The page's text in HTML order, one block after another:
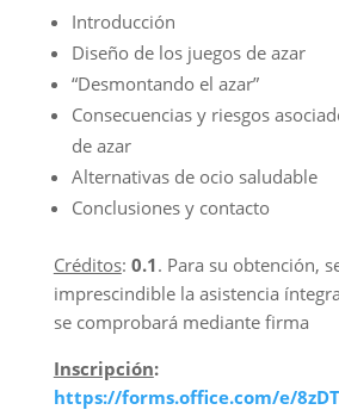
Introducción
Diseño de los juegos de azar
“Desmontando el azar”
Consecuencias y riesgos
de azar
Alternativas de ocio saludable
Conclusiones y contacto
Créditos: 0.1. Para su obtención,
imprescindible la asistencia
se comprobará mediante firma
Inscripción:
https://forms.office.com/e/